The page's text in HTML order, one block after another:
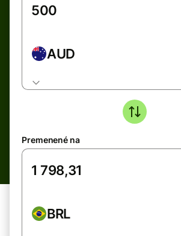
AUD
Premenené na
BRL